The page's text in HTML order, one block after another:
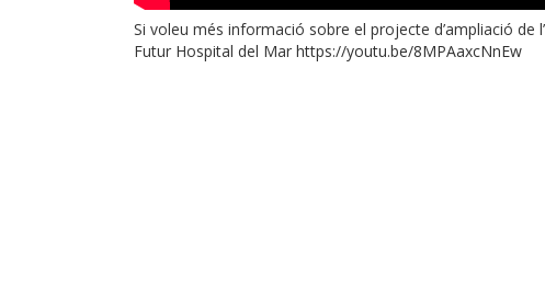
Si voleu més informació sobre el projecte d’ampliació de
Futur Hospital del Mar https://youtu.be/8MPAaxcNnEw